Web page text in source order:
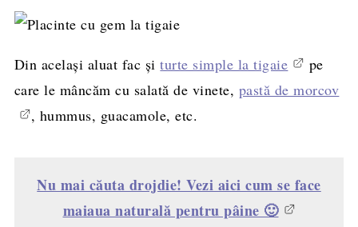
Din același aluat fac șiturte simple la tigaie
pe
care le mâncăm cu salată de vinete, pastă de morcov
, hummus, guacamole, etc.
Nu mai căuta drojdie! Vezi aici cum se face
maiaua naturală pentru pâine 🙂